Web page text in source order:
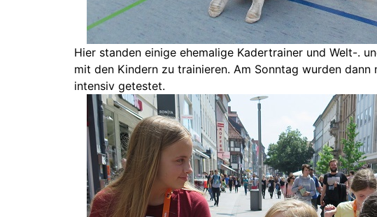
Hier standen einige ehemalige Kadertrainer und Welt-.
mit den Kindern zu trainieren. Am Sonntag wurden
intensiv getestet.